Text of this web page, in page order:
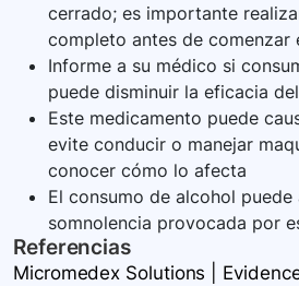
cerrado; es importante
completo antes de comenzar
Informe a su médico si
puede disminuir la eficacia
Este medicamento puede
evite conducir o manejar
conocer cómo lo afecta
El consumo de alcohol puede
somnolencia provocada por
Referencias
Micromedex Solutions |